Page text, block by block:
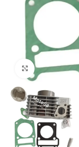
Click to enlarge